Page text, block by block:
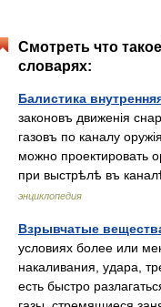
Смотреть что
словарях:
Балистика
законовъ движенія
газовъ по каналу
можно проектировать
при выстрѣлѣ въ
энциклопедия
Взрывчатые
условиях более или
накаливания, удара,
есть быстро